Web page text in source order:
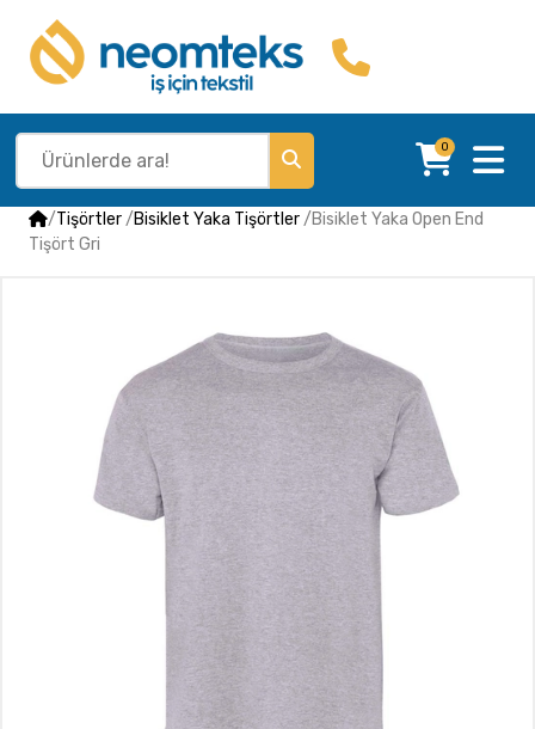
0
/Tişörtler/Bisiklet Yaka Tişörtler/Bisiklet Yaka Open End
Tişört Gri